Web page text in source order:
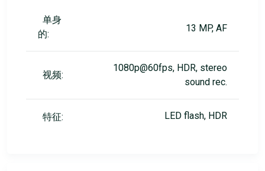
单身
的:
13 MP, AF
视频:
1080p@60fps, HDR, stereo
sound rec.
特征: LED flash, HDR